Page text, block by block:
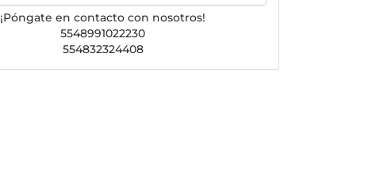
¡Póngate en contacto con nosotros!
5548991022230
554832324408